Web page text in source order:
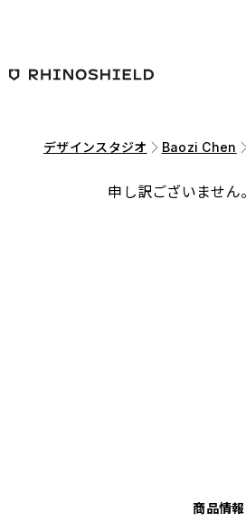
デザインスタジオ Baozi Chen
申し訳ございません
商品情報